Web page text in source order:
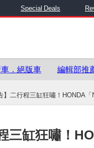
Special Deals
車．絕版車 編輯部推
】二行程三缸狂嘯！HONDA「
三缸狂嘯！